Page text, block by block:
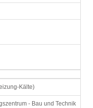
Kälte)
- Bau und Technik